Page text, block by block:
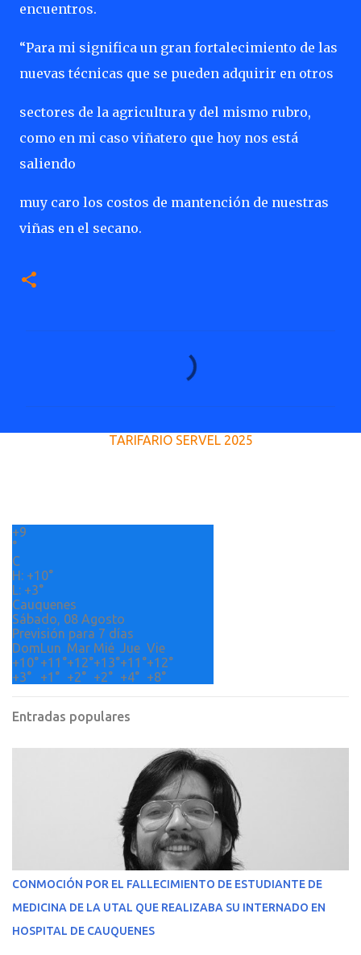
encuentros.
“Para mi significa un gran fortalecimiento de las
nuevas técnicas que se pueden adquirir en otros
sectores de la agricultura y del mismo rubro,
como en mi caso viñatero que hoy nos está
saliendo
muy caro los costos de mantención de nuestras
viñas en el secano.
s
TARIFARIO SERVEL 2025
+9
°
C
H: +10°
L: +3°
Cauquenes
Sábado, 08 Agosto
Previsión para 7 días
DomLun Mar Mié Jue Vie
+10°+11°+12°+13°+11°+12°
+3° +1° +2° +2° +4° +8°
Entradas populares
CONMOCIÓN POR EL FALLECIMIENTO DE ESTUDIANTE DE
MEDICINA DE LA UTAL QUE REALIZABA SU INTERNADO EN
HOSPITAL DE CAUQUENES